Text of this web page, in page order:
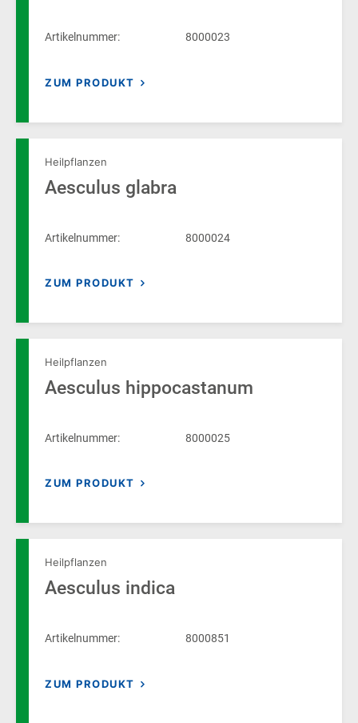
Artikelnummer: 8000023
ZUM PRODUKT
Heilpflanzen
Aesculus glabra
Artikelnummer: 8000024
ZUM PRODUKT
Heilpflanzen
Aesculus hippocastanum
Artikelnummer: 8000025
ZUM PRODUKT
Heilpflanzen
Aesculus indica
Artikelnummer: 8000851
ZUM PRODUKT